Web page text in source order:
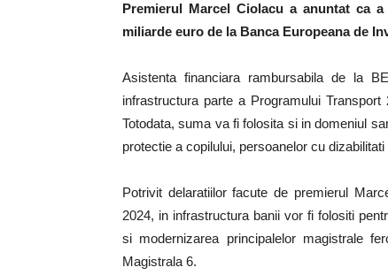
Premierul Marcel Ciolacu a anuntat ca
miliarde euro de la Banca Europeana de
Asistenta financiara rambursabila de la
infrastructura parte a Programului
Totodata, suma va fi folosita si in domeniul
protectie a copilului, persoanelor cu
Potrivit delaratiilor facute de premierul
2024, in infrastructura banii vor fi folositi
si modernizarea principalelor magistrale
Magistrala 6.